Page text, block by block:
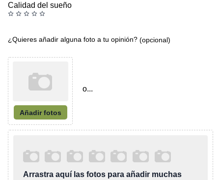
Calidad del sueño
¿Quieres añadir alguna foto a tu opinión? (opcional)
Añadir fotos
o...
Arrastra aquí las fotos para añadir muchas